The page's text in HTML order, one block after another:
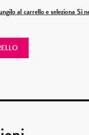
al carrello e seleziona Sì